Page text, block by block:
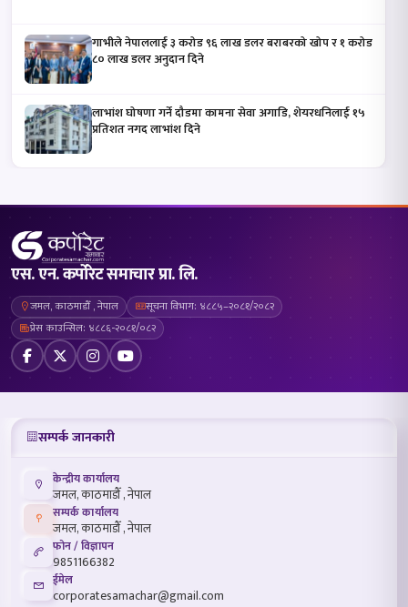
गाभीले नेपाललाई ३ करोड ९६ लाख डलर बराबरको खोप र १ करोड
८० लाख डलर अनुदान दिने
लाभांश घोषणा गर्ने दौडमा कामना सेवा अगाडि, शेयरधनिलाई १५
प्रतिशत नगद लाभांश दिने
एस. एन. कर्पोरेट समाचार प्रा. लि.
जमल, काठमाडौँ , नेपाल
सूचना विभाग: ४८८५–२०८१/२०८२
प्रेस काउन्सिल: ४८८६-२०८१/०८२
सम्पर्क जानकारी
केन्द्रीय कार्यालय
जमल, काठमाडौँ , नेपाल
सम्पर्क कार्यालय
जमल, काठमाडौँ , नेपाल
फोन / विज्ञापन
9851166382
ईमेल
corporatesamachar@gmail.com